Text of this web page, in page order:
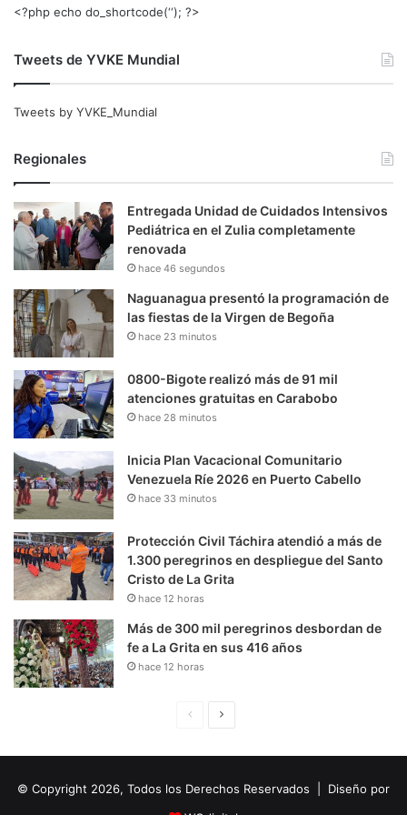
<?php echo do_shortcode(‘‘); ?>
Tweets de YVKE Mundial
Tweets by YVKE_Mundial
Regionales
Entregada Unidad de Cuidados Intensivos
Pediátrica en el Zulia completamente
renovada
hace 46 segundos
Naguanagua presentó la programación de
las fiestas de la Virgen de Begoña
hace 23 minutos
0800-Bigote realizó más de 91 mil
atenciones gratuitas en Carabobo
hace 28 minutos
Inicia Plan Vacacional Comunitario
Venezuela Ríe 2026 en Puerto Cabello
hace 33 minutos
Protección Civil Táchira atendió a más de
1.300 peregrinos en despliegue del Santo
Cristo de La Grita
hace 12 horas
Más de 300 mil peregrinos desbordan de
fe a La Grita en sus 416 años
hace 12 horas
i
u
© Copyright 2026, Todos los Derechos Reservados | Diseño por